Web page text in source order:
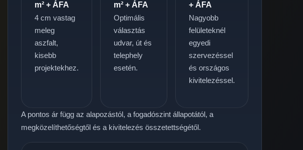
m² + ÁFA
4 cm vastag
meleg
aszfalt,
kisebb
projektekhez.
m² + ÁFA
Optimális
választás
udvar, út és
telephely
esetén.
+ ÁFA
Nagyobb
felületeknél
egyedi
szervezéssel
és országos
kivitelezéssel.
A pontos ár függ az alapozástól, a fogadószint állapotától, a
megközelíthetőségtől és a kivitelezés összetettségétől.